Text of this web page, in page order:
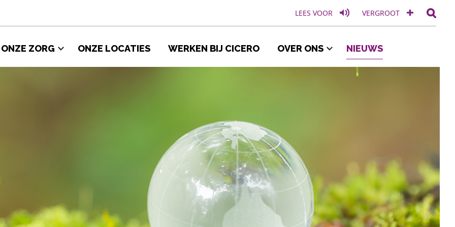
LEES VOOR VERGROOT
ONZE ZORG ONZE LOCATIES WERKEN BIJ CICERO OVER ONS NIEUWS